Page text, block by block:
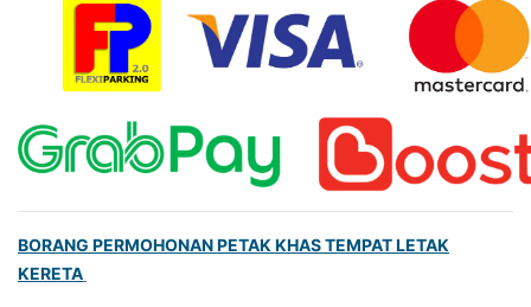
BORANG PERMOHONAN PETAK KHAS TEMPAT LETAK
KERETA